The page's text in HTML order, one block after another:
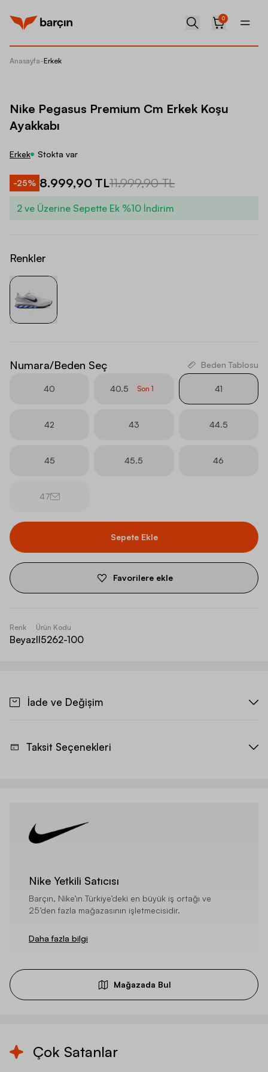
0
Anasayfa-Erkek
Nike Pegasus Premium Cm Erkek Koşu
Ayakkabı
Erkek Stokta var
-25% 8.999,90 TL11.999,90 TL
2 ve Üzerine Sepette Ek %10 İndirim
Renkler
Numara/Beden Seç Beden Tablosu
40 40.5 Son1 41
42 43 44.5
45 45.5 46
47
Sepete Ekle
Favorilere ekle
Renk
Beyaz
Ürün Kodu
II5262-100
İade ve Değişim
Taksit Seçenekleri
Nike Yetkili Satıcısı
Barçın, Nike’ın Türkiye’deki en büyük iş ortağı ve
25’den fazla mağazasının işletmecisidir.
Daha fazla bilgi
Mağazada Bul
Çok Satanlar